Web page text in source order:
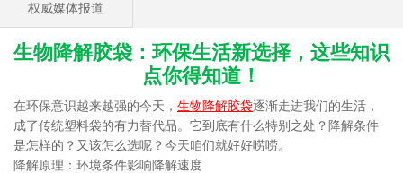
权威媒体报道
生物降解胶袋：环保生活新选择，这些知识
点你得知道！
在环保意识越来越强的今天， 生物降解胶袋逐渐走进我们的生活，
成了传统塑料袋的有力替代品。它到底有什么特别之处？降解条件
是怎样的？又该怎么选呢？今天咱们就好好唠唠。
降解原理：环境条件影响降解速度